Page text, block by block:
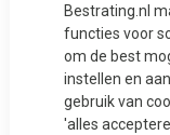
Bestrating.nl
functies voor
om de best
instellen en
gebruik van
'alles